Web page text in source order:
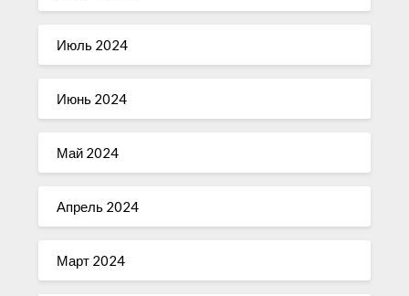
Июль 2024
Июнь 2024
Май 2024
Апрель 2024
Март 2024